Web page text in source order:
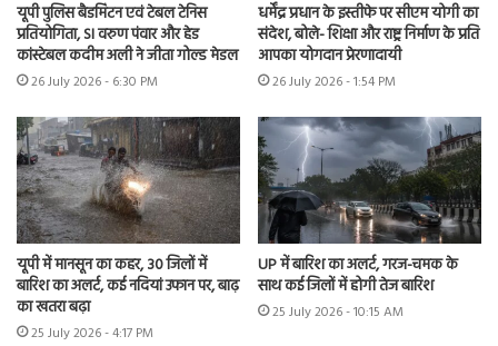
यूपी पुलिस बैडमिंटन एवं टेबल टेनिस
प्रतियोगिता, SI वरुण पंवार और हेड
कांस्टेबल कदीम अली ने जीता गोल्ड मेडल
26 July 2026 - 6:30 PM
धर्मेंद्र प्रधान के इस्तीफे पर सीएम योगी का
संदेश, बोले- शिक्षा और राष्ट्र निर्माण के प्रति
आपका योगदान प्रेरणादायी
26 July 2026 - 1:54 PM
यूपी में मानसून का कहर, 30 जिलों में
बारिश का अलर्ट, कई नदियां उफान पर, बाढ़
का खतरा बढ़ा
25 July 2026 - 4:17 PM
UP में बारिश का अलर्ट, गरज-चमक के
साथ कई जिलों में होगी तेज बारिश
25 July 2026 - 10:15 AM